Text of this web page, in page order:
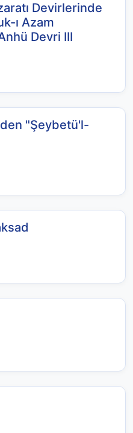
Devirlerinde
ı Azam
Devri III
"Şeybetü'l-